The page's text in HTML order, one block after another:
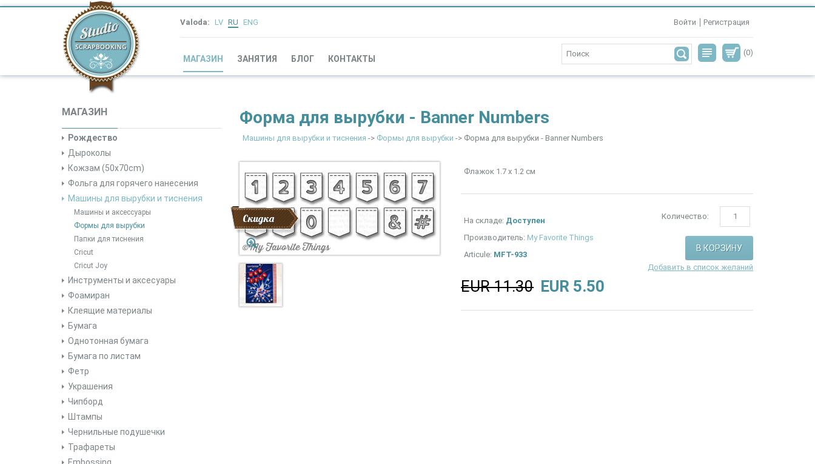
Valoda: LV RU ENG Войти Регистрация
МАГАЗИН ЗАНЯТИЯ БЛОГ КОНТАКТЫ
(0)
МАГАЗИН
Рождество
Дыроколы
Кожзам (50x70cm)
Фольга для горячего нанесения
Машины для вырубки и тиснения
Машины и аксессуары
Формы для вырубки
Папки для тиснения
Cricut
Cricut Joy
Инструменты и аксесуары
Фоамиран
Клеящие материалы
Бумага
Однотонная бумага
Бумага по листам
Фетр
Украшения
Чипборд
Штампы
Чернильные подушечки
Трафареты
Форма для вырубки - Banner Numbers
Машины для вырубки и тиснения -> Формы для вырубки -> Форма для вырубки - Banner Numbers
Скидка
Флажок 1.7 х 1.2 см
На складе: Доступен
Производитель: My Favorite Things
Articule: MFT-933
EUR 11.30 EUR 5.50
Количество:
Добавить в список желаний